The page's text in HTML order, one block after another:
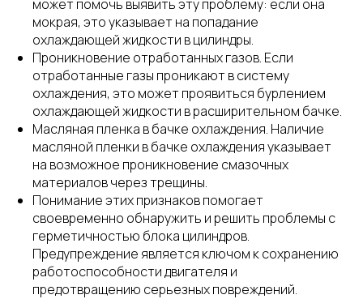
может помочь выявить эту проблему: если она
мокрая, это указывает на попадание
охлаждающей жидкости в цилиндры.
Проникновение отработанных газов. Если
отработанные газы проникают в систему
охлаждения, это может проявиться бурлением
охлаждающей жидкости в расширительном бачке.
Масляная пленка в бачке охлаждения. Наличие
масляной пленки в бачке охлаждения указывает
на возможное проникновение смазочных
материалов через трещины.
Понимание этих признаков помогает
своевременно обнаружить и решить проблемы с
герметичностью блока цилиндров.
Предупреждение является ключом к сохранению
работоспособности двигателя и
предотвращению серьезных повреждений.